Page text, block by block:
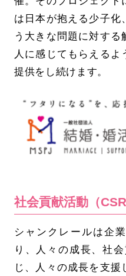
は日本が抱える少子化
う大きな問題に対す
人に感じてもらえる
提供をし続けます。
社会貢献活動（
シャンクレールは企
り、人々の成長、社
じ、人々の成長を支援